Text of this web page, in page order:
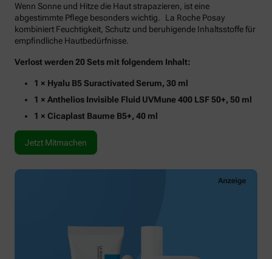
Wenn Sonne und Hitze die Haut strapazieren, ist eine
abgestimmte Pflege besonders wichtig. La Roche Posay
kombiniert Feuchtigkeit, Schutz und beruhigende Inhaltsstoffe für
empfindliche Hautbedürfnisse.
Verlost werden 20 Sets mit folgendem Inhalt:
1 × Hyalu B5 Suractivated Serum, 30 ml
1 × Anthelios Invisible Fluid UVMune 400 LSF 50+, 50 ml
1 × Cicaplast Baume B5+, 40 ml
Jetzt Mitmachen